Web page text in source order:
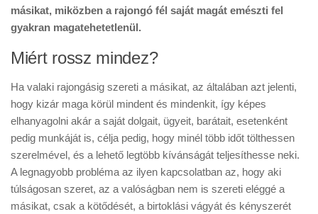
másikat, miközben a rajongó fél saját magát emészti fel
gyakran magatehetetlenül.
Miért rossz mindez?
Ha valaki rajongásig szereti a másikat, az általában azt jelenti,
hogy kizár maga körül mindent és mindenkit, így képes
elhanyagolni akár a saját dolgait, ügyeit, barátait, esetenként
pedig munkáját is, célja pedig, hogy minél több időt tölthessen
szerelmével, és a lehető legtöbb kívánságát teljesíthesse neki.
A legnagyobb probléma az ilyen kapcsolatban az, hogy aki
túlságosan szeret, az a valóságban nem is szereti eléggé a
másikat, csak a kötődését, a birtoklási vágyát és kényszerét